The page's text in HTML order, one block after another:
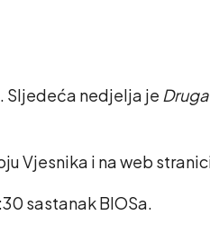
Sljedeća nedjelja je
Vjesnika i na web
sastanak BIOSa.